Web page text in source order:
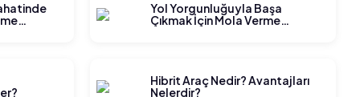
Yol Yorgunluğuyla Başa
Çıkmak İçin Mola Verme
Hibrit Araç Nedir? Avantajları
Nelerdir?